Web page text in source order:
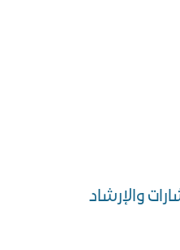
والإرشاد